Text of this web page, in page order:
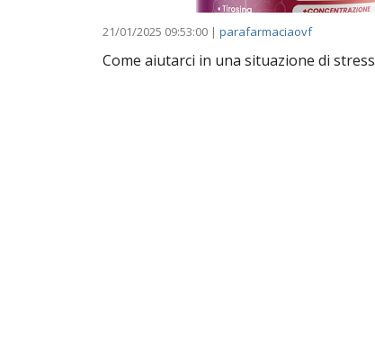
21/01/2025 09:53:00 | parafarmaciaovf
Come aiutarci in una situazione di stress